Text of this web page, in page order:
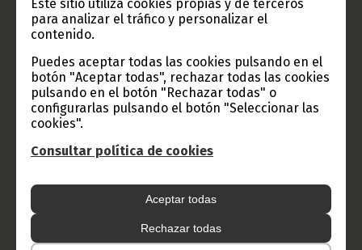
Este sitio utiliza cookies propias y de terceros
para analizar el tráfico y personalizar el
contenido.
Puedes aceptar todas las cookies pulsando en el
botón "Aceptar todas", rechazar todas las cookies
pulsando en el botón "Rechazar todas" o
configurarlas pulsando el botón "Seleccionar las
cookies".
Consultar política de cookies
Aceptar todas
Rechazar todas
(Oficina de Información y Prensa de Guinea Ecuatorial).
Gobierno e Instituciones